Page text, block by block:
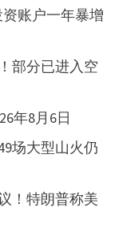
账户一年暴增
部分已进入空
年8月6日
场大型山火仍
！特朗普称美